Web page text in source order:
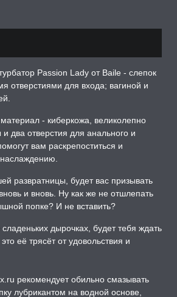
Passion Lady от Baile - слепок
отверстиями для входа; вагиной и
- киберкожа, великолепно
два отверстия для анального и
вам раскрепоститься и
развратницы, будет вас призывать
и вновь. Ну как же не отшлепать
попке? И не вставить?
дырочках, будет тебя ждать
её трясёт от удовольствия и
рекомендует обильно смазывать
лубрикантом на водной основе,